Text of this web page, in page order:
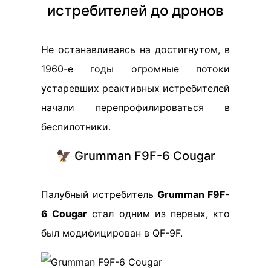
истребителей до дронов
Не останавливаясь на достигнутом, в
1960-е годы огромные потоки
устаревших реактивных истребителей
начали перепрофилироваться в
беспилотники.
🦅 Grumman F9F-6 Cougar
Палубный истребитель Grumman F9F-
6 Cougar стал одним из первых, кто
был модифицирован в QF-9F.